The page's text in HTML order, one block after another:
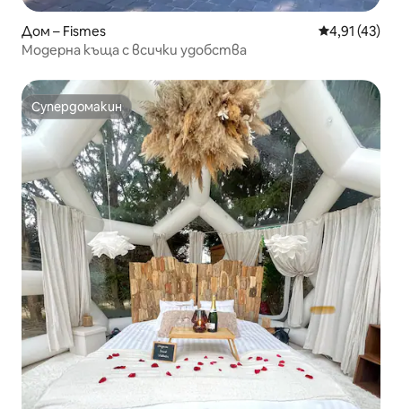
Дом – Fismes Средна
4,91 (43)
Модерна къща с всички удобства
Супердомакин
Супердомакин